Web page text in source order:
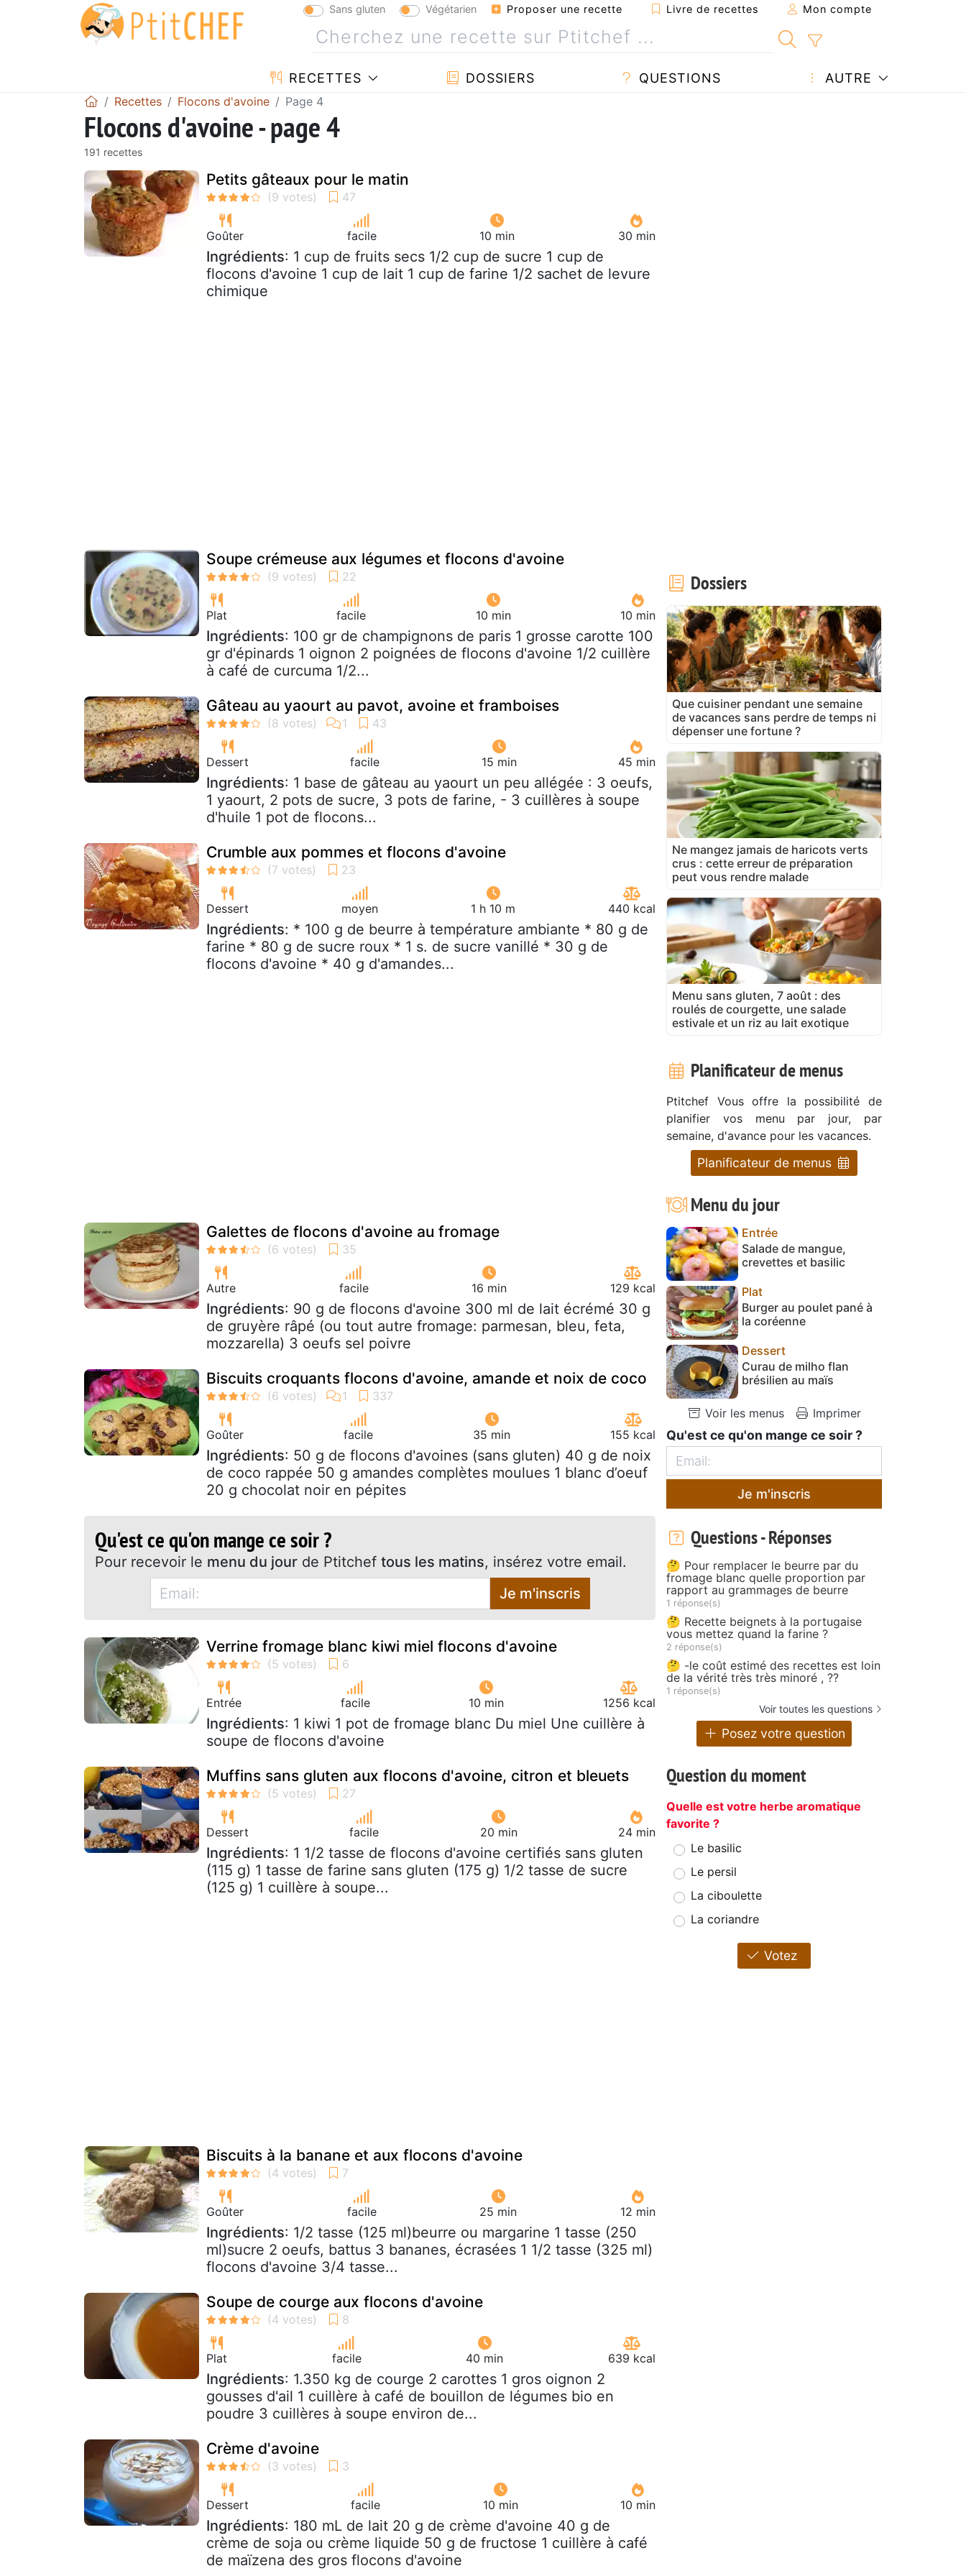
Sans gluten Végétarien Proposer une recette Livre de recettes Mon compte
RECETTES DOSSIERS QUESTIONS AUTRE
Recettes Flocons d'avoine Page 4
Flocons d'avoine - page 4
191 recettes
Petits gâteaux pour le matin
Goûter facile 10 min 30 min
Ingrédients: 1 cup de fruits secs 1/2 cup de sucre 1 cup de
flocons d'avoine 1 cup de lait 1 cup de farine 1/2 sachet de levure
chimique
Soupe crémeuse aux légumes et flocons d'avoine
Plat facile 10 min 10 min
Ingrédients: 100 gr de champignons de paris 1 grosse carotte 100
gr d'épinards 1 oignon 2 poignées de flocons d'avoine 1/2 cuillère
à café de curcuma 1/2...
Gâteau au yaourt au pavot, avoine et framboises
Dessert facile 15 min 45 min
Ingrédients: 1 base de gâteau au yaourt un peu allégée : 3 oeufs,
1 yaourt, 2 pots de sucre, 3 pots de farine, - 3 cuillères à soupe
d'huile 1 pot de flocons...
Crumble aux pommes et flocons d'avoine
Dessert moyen 1 h 10 m 440 kcal
Ingrédients: * 100 g de beurre à température ambiante * 80 g de
farine * 80 g de sucre roux * 1 s. de sucre vanillé * 30 g de
flocons d'avoine * 40 g d'amandes...
Galettes de flocons d'avoine au fromage
Autre facile 16 min 129 kcal
Ingrédients: 90 g de flocons d'avoine 300 ml de lait écrémé 30 g
de gruyère râpé (ou tout autre fromage: parmesan, bleu, feta,
mozzarella) 3 oeufs sel poivre
Biscuits croquants flocons d'avoine, amande et noix de coco
Goûter facile 35 min 155 kcal
Ingrédients: 50 g de flocons d'avoines (sans gluten) 40 g de noix
de coco rappée 50 g amandes complètes moulues 1 blanc d’oeuf
20 g chocolat noir en pépites
Qu'est ce qu'on mange ce soir ?
Pour recevoir le menu du jour de Ptitchef tous les matins, insérez votre email.
Je m'inscris
Verrine fromage blanc kiwi miel flocons d'avoine
Entrée facile 10 min 1256 kcal
Ingrédients: 1 kiwi 1 pot de fromage blanc Du miel Une cuillère à
soupe de flocons d'avoine
Muffins sans gluten aux flocons d'avoine, citron et bleuets
Dessert facile 20 min 24 min
Ingrédients: 1 1/2 tasse de flocons d'avoine certifiés sans gluten
(115 g) 1 tasse de farine sans gluten (175 g) 1/2 tasse de sucre
(125 g) 1 cuillère à soupe...
Biscuits à la banane et aux flocons d'avoine
Goûter facile 25 min 12 min
Ingrédients: 1/2 tasse (125 ml)beurre ou margarine 1 tasse (250
ml)sucre 2 oeufs, battus 3 bananes, écrasées 1 1/2 tasse (325 ml)
flocons d'avoine 3/4 tasse...
Soupe de courge aux flocons d'avoine
Plat facile 40 min 639 kcal
Ingrédients: 1.350 kg de courge 2 carottes 1 gros oignon 2
gousses d'ail 1 cuillère à café de bouillon de légumes bio en
poudre 3 cuillères à soupe environ de...
Crème d'avoine
Dessert facile 10 min 10 min
Ingrédients: 180 mL de lait 20 g de crème d'avoine 40 g de
crème de soja ou crème liquide 50 g de fructose 1 cuillère à café
de maïzena des gros flocons d'avoine
Dossiers
Que cuisiner pendant une semaine
de vacances sans perdre de temps ni
dépenser une fortune ?
Ne mangez jamais de haricots verts
crus : cette erreur de préparation
peut vous rendre malade
Menu sans gluten, 7 août : des
roulés de courgette, une salade
estivale et un riz au lait exotique
Planificateur de menus
Ptitchef Vous offre la possibilité de
planifier vos menu par jour, par
semaine, d'avance pour les vacances.
Planificateur de menus
Menu du jour
Entrée
Salade de mangue,
crevettes et basilic
Plat
Burger au poulet pané à
la coréenne
Dessert
Curau de milho flan
brésilien au maïs
Voir les menus Imprimer
Qu'est ce qu'on mange ce soir ?
Je m'inscris
Questions - Réponses
🤔 Pour remplacer le beurre par du
fromage blanc quelle proportion par
rapport au grammages de beurre
1 réponse(s)
🤔 Recette beignets à la portugaise
vous mettez quand la farine ?
2 réponse(s)
🤔 -le coût estimé des recettes est loin
de la vérité très très minoré , ??
1 réponse(s)
Voir toutes les questions
Posez votre question
Question du moment
Quelle est votre herbe aromatique
favorite ?
Le basilic
Le persil
La ciboulette
La coriandre
Votez